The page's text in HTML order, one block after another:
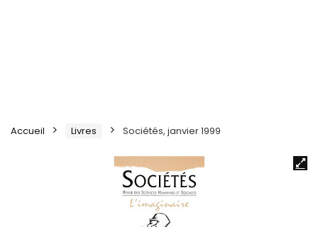
Accueil Livres Sociétés, janvier 1999